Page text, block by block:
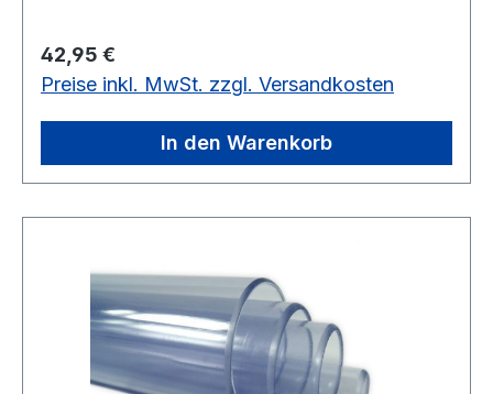
Regulärer Preis:
42,95 €
Preise inkl. MwSt. zzgl. Versandkosten
In den Warenkorb